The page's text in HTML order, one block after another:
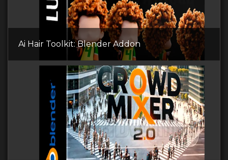
Ai Hair Toolkit: Blender Addon